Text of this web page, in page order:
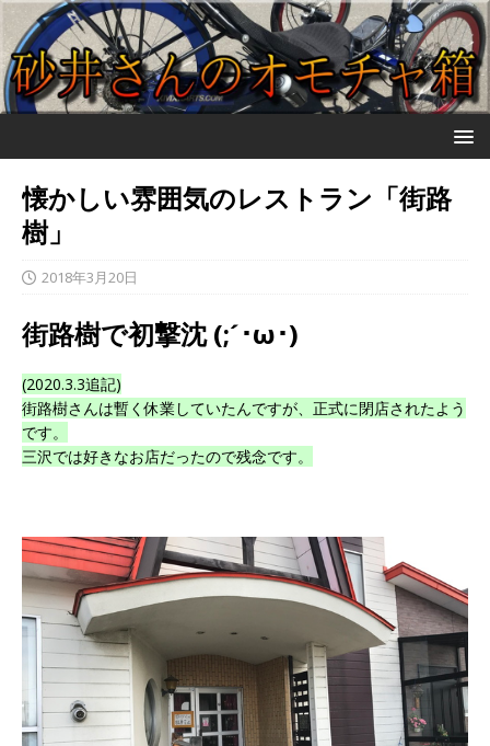
懐かしい雰囲気のレストラン「街路
樹」
2018年3月20日
街路樹で初撃沈 (;´･ω･)
(2020.3.3追記)
街路樹さんは暫く休業していたんですが、正式に閉店されたよう
です。
三沢では好きなお店だったので残念です。